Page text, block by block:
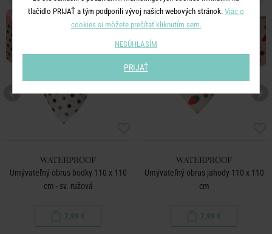
NOVÉ!
WATERPROOF
Umývateľný obrus bodky 110 x 110
cm - sv. ružová
7,99 €
NOVÉ!
WATERPROOF
Umývateľný obrus jahody 110 x 110
cm
7,99 €
tlačidlo PRIJAŤ a tým podporili vývoj našich webových stránok. Viac o
cookies si môžete prečítať kliknutím sem.
NESÚHLASÍM
PRIJAŤ